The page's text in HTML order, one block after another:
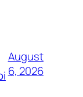
August
6, 2026